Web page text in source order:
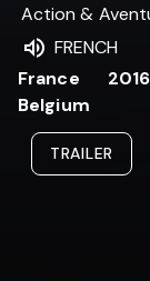
Action &
FRENCH
France
Belgium
2016
TRAILER